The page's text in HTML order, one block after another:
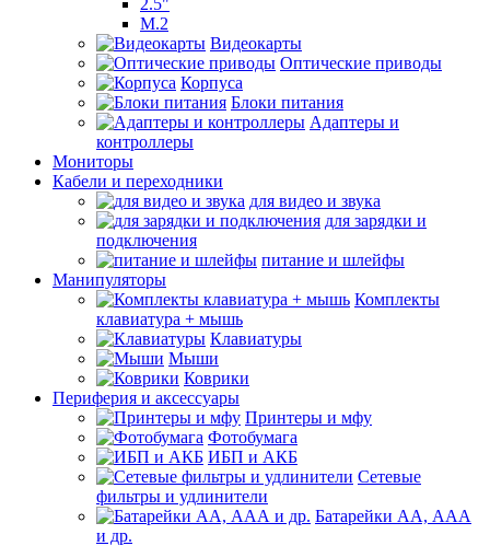
2.5"
M.2
Видеокарты
Оптические приводы
Корпуса
Блоки питания
Адаптеры и
контроллеры
Мониторы
Кабели и переходники
для видео и звука
для зарядки и
подключения
питание и шлейфы
Манипуляторы
Комплекты
клавиатура + мышь
Клавиатуры
Мыши
Коврики
Периферия и аксессуары
Принтеры и мфу
Фотобумага
ИБП и АКБ
Сетевые
фильтры и удлинители
Батарейки АА, ААА
и др.